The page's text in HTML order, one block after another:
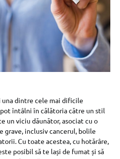
dintre cele mai dificile
întâlni în călătoria către un stil
un viciu dăunător, asociat cu o
grave, inclusiv cancerul, bolile
Cu toate acestea, cu hotărâre,
posibil să te lași de fumat și să